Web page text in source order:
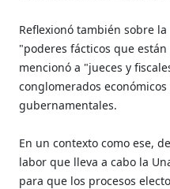
Reflexionó también sobre
"poderes fácticos que
mencionó a "jueces y
conglomerados
gubernamentales.
En un contexto como ese,
labor que lleva a cabo la
para que los procesos